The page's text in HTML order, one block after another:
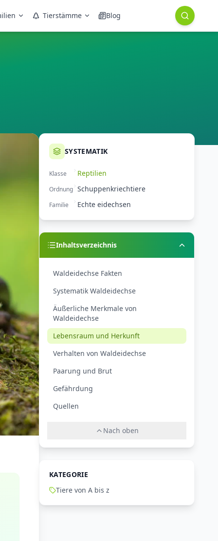
Tierstämme Blog
SYSTEMATIK
Klasse Reptilien
Ordnung Schuppenkriechtiere
Familie Echte eidechsen
Inhaltsverzeichnis
Waldeidechse Fakten
Systematik Waldeidechse
Äußerliche Merkmale von
Waldeidechse
Lebensraum und Herkunft
Verhalten von Waldeidechse
Paarung und Brut
Gefährdung
Quellen
Nach oben
KATEGORIE
Tiere von A bis z